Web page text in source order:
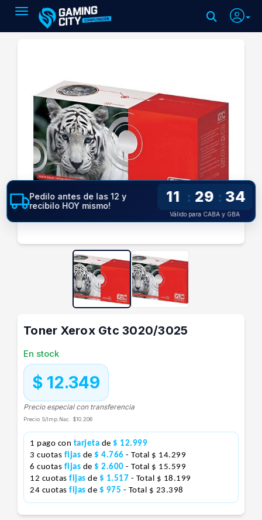
Toggle navigation
Toner Xerox Gtc 3020/3025
En stock
$ 12.349
Precio especial con transferencia
Precio S/Imp.Nac. $10.206
1 pago con tarjeta de $ 12.999
3 cuotas fijas de $ 4.766 - Total $ 14.299
6 cuotas fijas de $ 2.600 - Total $ 15.599
12 cuotas fijas de $ 1.517 - Total $ 18.199
24 cuotas fijas de $ 975 - Total $ 23.398
Pedilo antes de las 12 y
recibilo HOY mismo!
11 : 29 : 34
Válido para CABA y GBA